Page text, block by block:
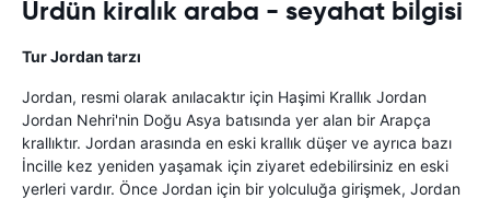
Ürdün kiralık araba - seyahat bilgisi
Tur Jordan tarzı
Jordan, resmi olarak anılacaktır için Haşimi Krallık Jordan
Jordan Nehri'nin Doğu Asya batısında yer alan bir Arapça
krallıktır. Jordan arasında en eski krallık düşer ve ayrıca bazı
İncille kez yeniden yaşamak için ziyaret edebilirsiniz en eski
yerleri vardır. Önce Jordan için bir yolculuğa girişmek, Jordan